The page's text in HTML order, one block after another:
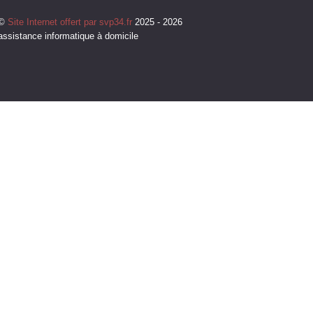
Site Internet offert par svp34.fr2025 - 2026
informatique à domicile